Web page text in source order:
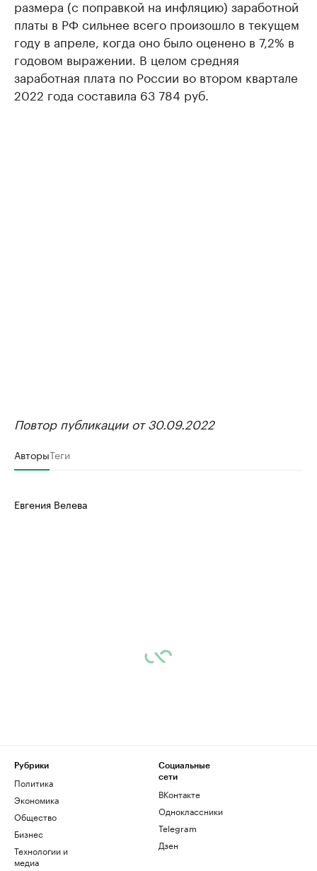
размера (с поправкой на инфляцию) заработной
платы в РФ сильнее всего произошло в текущем
году в апреле, когда оно было оценено в 7,2% в
годовом выражении. В целом средняя
заработная плата по России во втором квартале
2022 года составила 63 784 руб.
Повтор публикации от 30.09.2022
АвторыТеги
Евгения Велева
Рубрики
Политика
Экономика
Общество
Бизнес
Технологии и
медиа
Социальные
сети
ВКонтакте
Одноклассники
Telegram
Дзен